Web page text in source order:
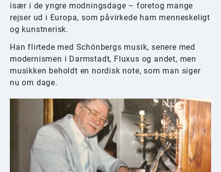
især i de yngre modningsdage – foretog mange
rejser ud i Europa, som påvirkede ham menneskeligt
og kunstnerisk.
Han flirtede med Schönbergs musik, senere med
modernismen i Darmstadt, Fluxus og andet, men
musikken beholdt en nordisk note, som man siger
nu om dage.